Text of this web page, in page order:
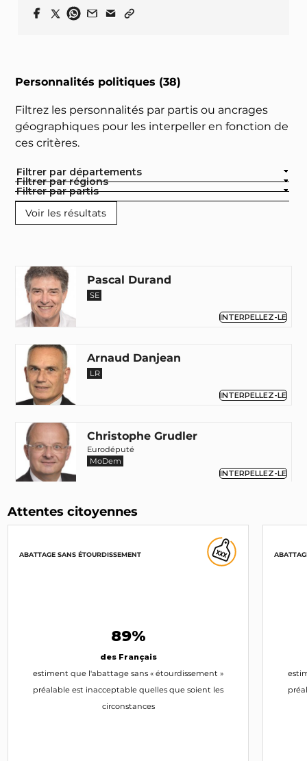
Personnalités politiques (38)
Filtrez les personnalités par partis ou ancrages
géographiques pour les interpeller en fonction de
ces critères.
Filtrer par départements
Filtrer par régions
Filtrer par partis
Pascal Durand
SE
INTERPELLEZ-LE
Arnaud Danjean
LR
INTERPELLEZ-LE
Christophe Grudler
Eurodéputé
MoDem
INTERPELLEZ-LE
Pierre Karleskind
INTERPELLEZ-LE
Irène Tolleret
Renaissance, TdP
Attentes citoyennes
ABATTAGE SANS ÉTOURDISSEMENT
89%
des Français
estiment que l'abattage sans « étourdissement »
préalable est inacceptable quelles que soient les
circonstances